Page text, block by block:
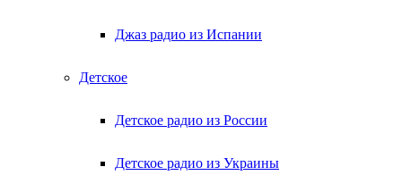
Джаз радио из Испании
Детское
Детское радио из России
Детское радио из Украины